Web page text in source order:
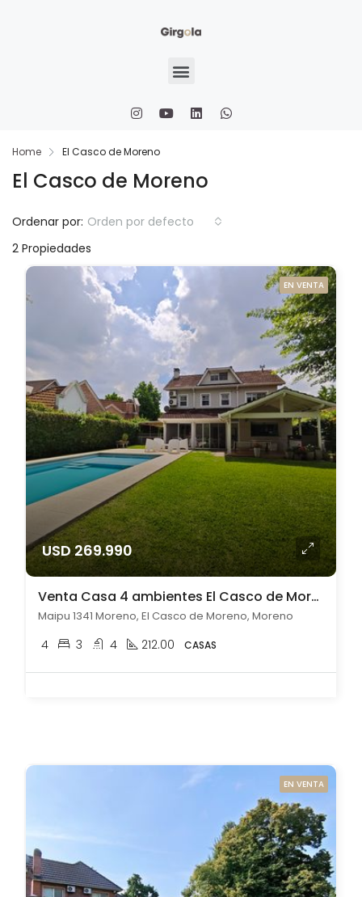
Home El Casco de Moreno
El Casco de Moreno
2 Propiedades
Ordenar por: Orden por defecto
EN VENTA
USD 269.990
Venta Casa 4 ambientes El Casco de Moreno
Maipu 1341 Moreno, El Casco de Moreno, Moreno
4 3 4 212.00 CASAS
EN VENTA